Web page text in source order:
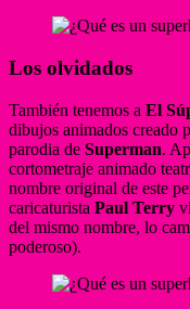
Los olvidados
También tenemos a El
dibujos animados creado
parodia de Superman.
cortometraje animado
nombre original de este
caricaturista Paul Terry
del mismo nombre, lo
poderoso).